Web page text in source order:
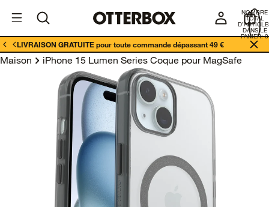
Enterprises NOMBRE
TOTAL
DANS LE
PANIER: 0
LIVRAISON GRATUITE pour toute commande dépassant 49 €
Maison iPhone 15 Lumen Series Coque pour MagSafe